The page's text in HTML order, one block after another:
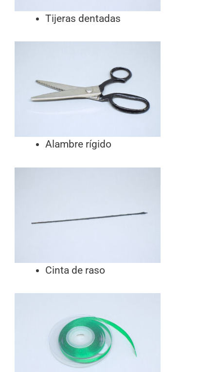
Tijeras dentadas
Alambre rígido
Cinta de raso